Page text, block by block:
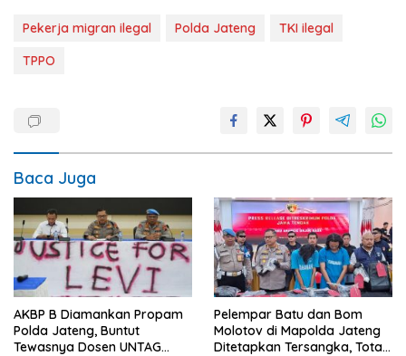
Pekerja migran ilegal Polda Jateng
TKI ilegal
TPPO
Baca Juga
AKBP B Diamankan Propam
Polda Jateng, Buntut
Tewasnya Dosen UNTAG
Pelempar Batu dan Bom
Molotov di Mapolda Jateng
Ditetapkan Tersangka, Total